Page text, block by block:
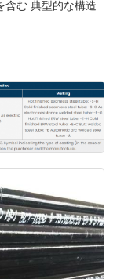
含む.典型的な構造